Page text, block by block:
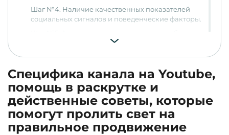
Шаг №4. Наличие качественных показателей
социальных сигналов и поведенческие факторы.
Заключение
Специфика канала на Youtube,
помощь в раскрутке и
действенные советы, которые
помогут пролить свет на
правильное продвижение